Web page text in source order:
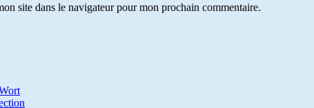
site dans le navigateur pour mon prochain commentaire.